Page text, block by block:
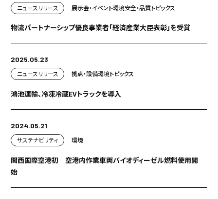
JP EN お問い合わせ
ニュースリリース
展示会・イベント環境安全・品質トピックス
物流パートナーシップ優良事業者「経済産業大臣表彰」を受賞
2025.05.23
ニュースリリース
拠点・設備環境トピックス
鴻池運輸、冷凍冷蔵EVトラックを導入
2024.05.21
サステナビリティ
環境
関西国際空港初 空港内作業車両バイオディーゼル燃料使用開
始